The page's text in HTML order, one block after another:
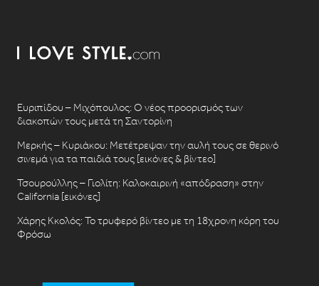
Ευριπίδου – Μιχόπουλος: Ο νέος προορισμός των
διακοπών τους μετά τη Σαντορίνη
Μερκής – Κυριάκου: Μετέτρεψαν την αυλή τους σε θερινό
σινεμά για τα παιδιά τους [εικόνες & βίντεο]
Τσουρούλλης – Γιολίτη: Καλοκαιρινή «απόδραση» στην
California [εικόνες]
Χάρης Κκολός: Το τρυφερό βίντεο με τη 18χρονη κόρη του
Φρόσω